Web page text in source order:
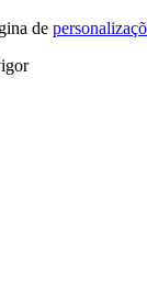
de